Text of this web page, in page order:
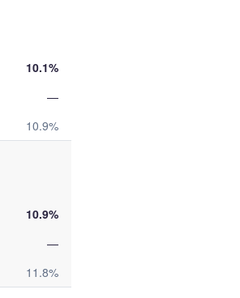
10.1%
—
10.9%
10.9%
—
11.8%